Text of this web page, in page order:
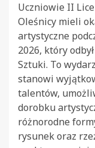
Uczniowie II
Oleśnicy mieli
artystyczne
2026, który
Sztuki. To
stanowi
talentów,
dorobku
różnorodne
rysunek oraz